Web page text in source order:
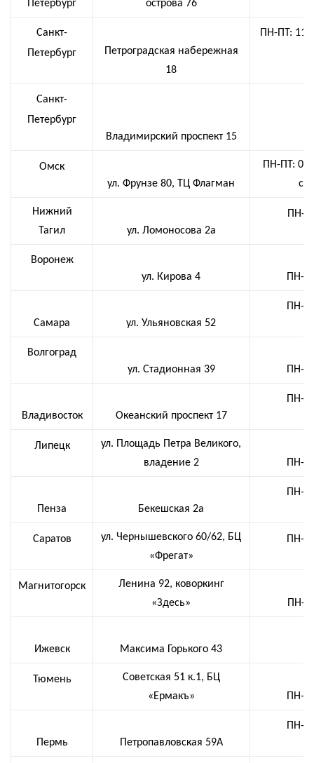
Петербург
острова 76
Санкт-
Петербург
Петроградская набережная
18
ПН-ПТ:
Санкт-
Петербург
Владимирский проспект 15
Омск
ул. Фрунзе 80, ТЦ Флагман
ПН-ПТ:
Нижний
Тагил
ул. Ломоносова 2а
ПН-
Воронеж
ул. Кирова 4
ПН-
Самара ул. Ульяновская 52
ПН-
Волгоград
ул. Стадионная 39
ПН-
Владивосток Океанский проспект 17
ПН-
Липецк
ул. Площадь Петра Великого,
владение 2
ПН-
Пенза Бекешская 2а
ПН-
Саратов
ул. Чернышевского 60/62, БЦ
«Фрегат»
ПН-
Магнитогорск
Ленина 92, коворкинг
«Здесь»
ПН-
Ижевск Максима Горького 43
Тюмень
Советская 51 к.1, БЦ
«Ермакъ»
ПН-
Пермь Петропавловская 59А
ПН-